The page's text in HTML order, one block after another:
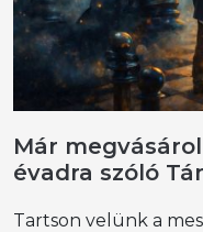
Már
évadra szóló
Tartson velünk a